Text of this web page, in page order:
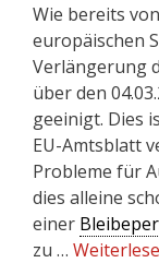
Wie bereits
europäischen
Verlängerung
über den
geeinigt. Dies
EU-Amtsblatt
Probleme für
dies alleine
einer
zu …